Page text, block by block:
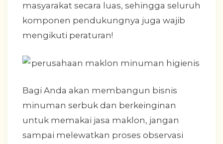
masyarakat secara luas, sehingga seluruh
komponen pendukungnya juga wajib
mengikuti peraturan!
Bagi Anda akan membangun bisnis
minuman serbuk dan berkeinginan
untuk memakai jasa maklon, jangan
sampai melewatkan proses observasi